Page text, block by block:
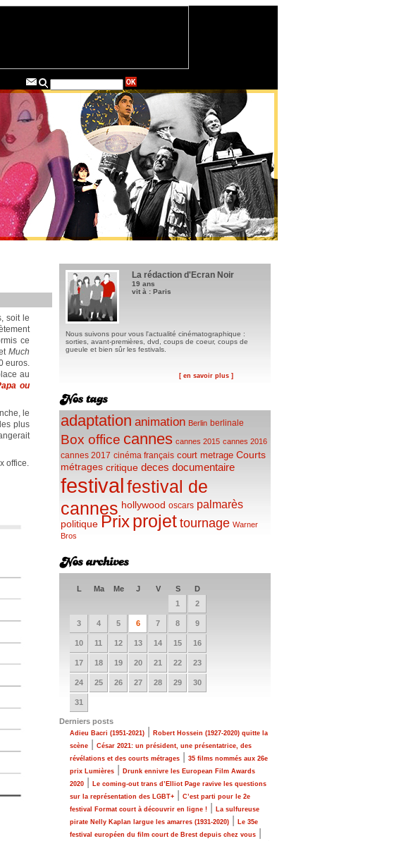
soit le
ce
Much
euros.
au
ou
le
plus
office.
La rédaction d'Ecran Noir
19 ans
vit à : Paris
Nous suivons pour vous l'actualité cinématographique :
sorties, avant-premières, dvd, coups de coeur, coups de
gueule et bien sûr les festivals.
[ en savoir plus ]
adaptation animation Berlin berlinale
Box office cannes cannes 2015 cannes 2016
cannes 2017 cinéma français court metrage Courts
métrages critique deces documentaire
festivalfestival de
cannes hollywood oscars palmarès
politique Prixprojet tournage Warner
Bros
L Ma Me J V S
D
1
2
3 4 5 6 7 8 9
10 11 12 13 14 15 16
17 18 19 20 21 22 23
24 25 26 27 28 29 30
31
Derniers posts
Adieu Bacri (1951-2021)
Robert Hossein (1927-2020) quitte la
scène
César 2021: un président, une présentatrice, des
révélations et des courts métrages
35 films nommés aux 26e
prix Lumières
Drunk ennivre les European Film Awards
2020
Le coming-out trans d’Elliot Page ravive les questions
sur la représentation des LGBT+
C’est parti pour le 2e
festival Format court à découvrir en ligne !
La sulfureuse
pirate Nelly Kaplan largue les amarres (1931-2020)
Le 35e
festival européen du film court de Brest depuis chez vous